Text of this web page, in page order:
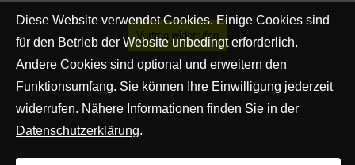
Vertrag widerrufen
Diese Website verwendet Cookies. Einige Cookies sind
für den Betrieb der Website unbedingt erforderlich.
Andere Cookies sind optional und erweitern den
Funktionsumfang. Sie können Ihre Einwilligung jederzeit
widerrufen. Nähere Informationen finden Sie in der
Datenschutzerklärung.